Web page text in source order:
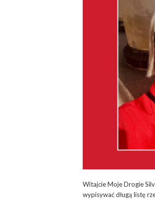
Witajcie Moje Drogie
wypisywać długą listę